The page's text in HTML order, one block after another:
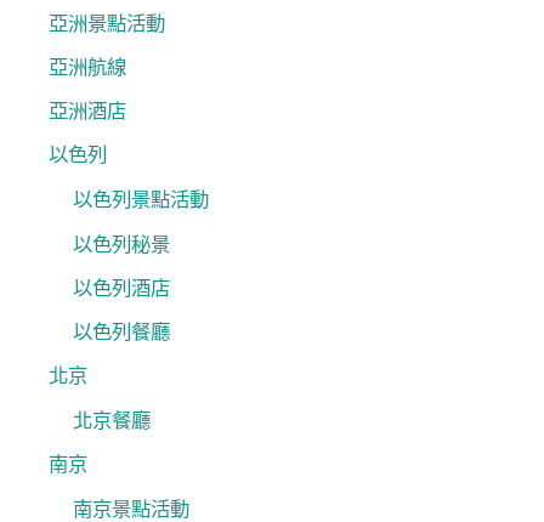
亞洲景點活動
亞洲航線
亞洲酒店
以色列
以色列景點活動
以色列秘景
以色列酒店
以色列餐廳
北京
北京餐廳
南京
南京景點活動